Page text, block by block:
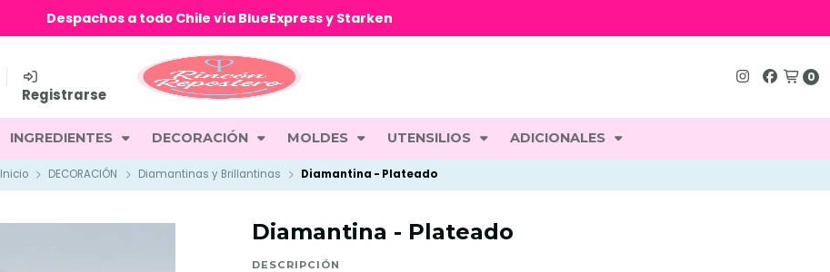
Registrarse
0
INGREDIENTES DECORACIÓN MOLDES UTENSILIOS ADICIONALES
Despachos a todo Chile vía BlueExpress y Starken
Inicio DECORACIÓN Diamantinas y Brillantinas Diamantina - Plateado
Diamantina - Plateado
DESCRIPCIÓN